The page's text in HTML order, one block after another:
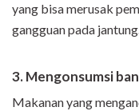
yang bisa merusak
gangguan pada
3. Mengonsumsi
Makanan yang